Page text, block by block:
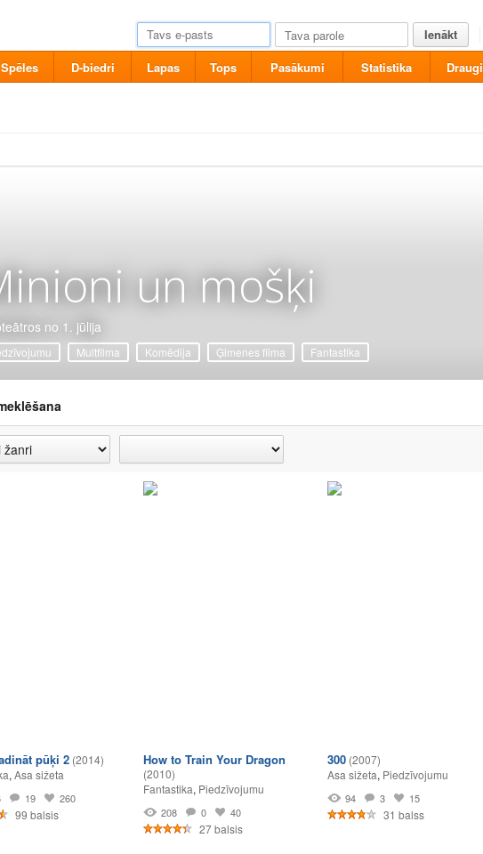
Ienākt
Spēles D-biedri Lapas Tops Pasākumi Statistika Draugi
un mošķi
no 1. jūlija
Multfilma Komēdija Ģimenes filma Fantastika
pūķi 2 (2014)
, Asa sižeta
19 260
99 balsis
How to Train Your Dragon
(2010)
Fantastika, Piedzīvojumu
208 0 40
27 balsis
300 (2007)
Asa sižeta, Piedzīvojumu
94 3 15
31 balss